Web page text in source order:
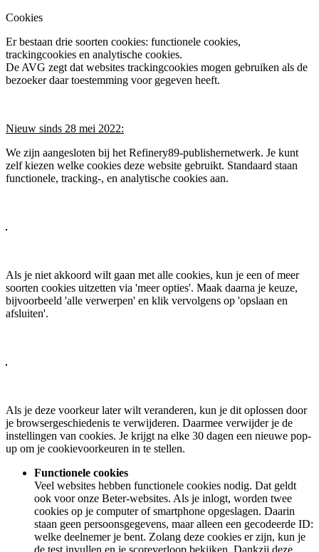
Cookies
Er bestaan drie soorten cookies: functionele cookies,
trackingcookies en analytische cookies.
De AVG zegt dat websites trackingcookies mogen gebruiken als de
bezoeker daar toestemming voor gegeven heeft.
Nieuw sinds 28 mei 2022:
We zijn aangesloten bij het Refinery89-publishernetwerk. Je kunt
zelf kiezen welke cookies deze website gebruikt. Standaard staan
functionele, tracking-, en analytische cookies aan.
Als je niet akkoord wilt gaan met alle cookies, kun je een of meer
soorten cookies uitzetten via 'meer opties'. Maak daarna je keuze,
bijvoorbeeld 'alle verwerpen' en klik vervolgens op 'opslaan en
afsluiten'.
Als je deze voorkeur later wilt veranderen, kun je dit oplossen door
je browsergeschiedenis te verwijderen. Daarmee verwijder je de
instellingen van cookies. Je krijgt na elke 30 dagen een nieuwe pop-
up om je cookievoorkeuren in te stellen.
Functionele cookies
Veel websites hebben functionele cookies nodig. Dat geldt
ook voor onze Beter-websites. Als je inlogt, worden twee
cookies op je computer of smartphone opgeslagen. Daarin
staan geen persoonsgegevens, maar alleen een gecodeerde ID:
welke deelnemer je bent. Zolang deze cookies er zijn, kun je
de test invullen en je scoreverloop bekijken. Dankzij deze